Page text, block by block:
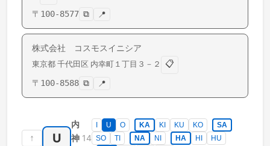
〒 100-8577 ⧉ 📍
株式会社 コスモスイニシア
東京都 千代田区 内幸町 １丁目３－２
📋
〒 100-8588 ⧉ 📍
↑ U
内
神 14
I U O KA KI KU KO
SA
SO
TI NA NI HA HI
HU